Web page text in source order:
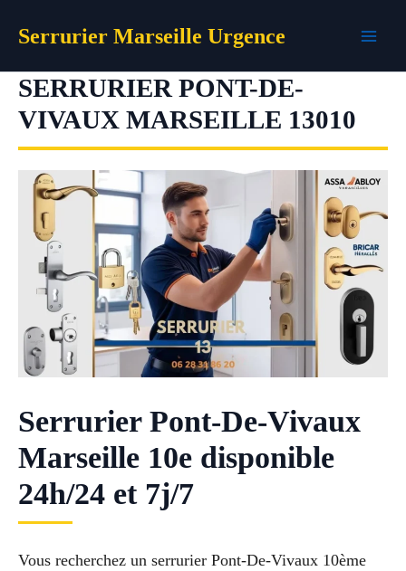
Serrurier Marseille Urgence
SERRURIER PONT-DE-
VIVAUX MARSEILLE 13010
Serrurier Pont-De-Vivaux
Marseille 10e disponible
24h/24 et 7j/7
Vous recherchez un serrurier Pont-De-Vivaux 10ème